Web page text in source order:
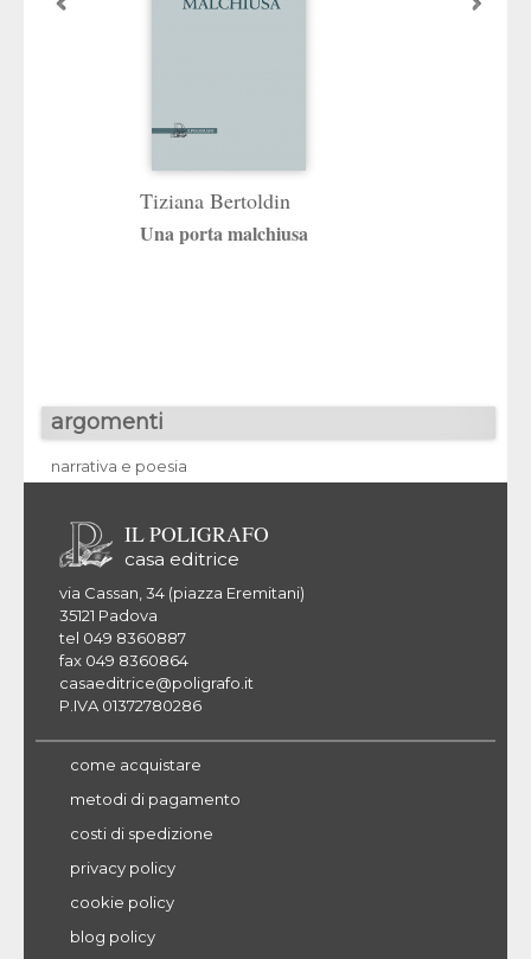
Tiziana Bertoldin
Una porta malchiusa
argomenti
narrativa e poesia
IL POLIGRAFO
casa editrice
via Cassan, 34 (piazza Eremitani)
35121 Padova
tel 049 8360887
fax 049 8360864
casaeditrice@poligrafo.it
P.IVA 01372780286
come acquistare
metodi di pagamento
costi di spedizione
privacy policy
cookie policy
blog policy